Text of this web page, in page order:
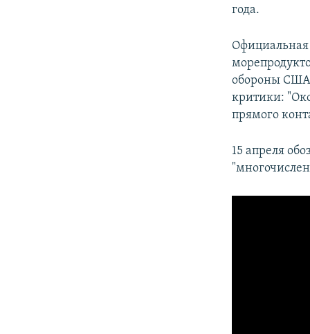
года.
Официальная
обороны
критики:
прямого
15 апреля